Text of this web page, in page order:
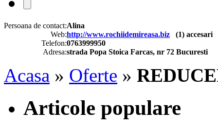
Persoana de contact:Alina
Web:http://www.rochiidemireasa.biz (1) accesari
Telefon:0763999950
Adresa:strada Popa Stoica Farcas, nr 72 Bucuresti
Acasa » Oferte »
Articole populare